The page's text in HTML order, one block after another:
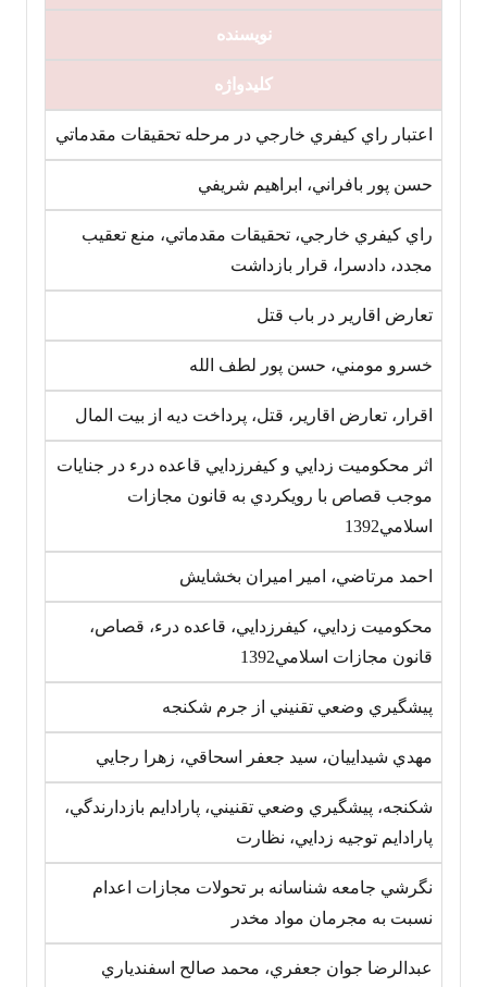
نویسنده
کلیدواژه
اعتبار راي کيفري خارجي در مرحله تحقيقات مقدماتي
حسن پور بافراني، ابراهيم شريفي
راي کيفري خارجي، تحقيقات مقدماتي، منع تعقيب
مجدد، دادسرا، قرار بازداشت
تعارض اقارير در باب قتل
خسرو مومني، حسن پور لطف الله
اقرار، تعارض اقارير، قتل، پرداخت ديه از بيت المال
اثر محکوميت زدايي و کيفرزدايي قاعده درء در جنايات
موجب قصاص با رويکردي به قانون مجازات
اسلامي‎1392
احمد مرتاضي، امير اميران بخشايش
محکوميت زدايي، کيفرزدايي، قاعده درء، قصاص،
قانون مجازات اسلامي‎1392
پيشگيري وضعي تقنيني از جرم شکنجه
مهدي شيداييان، سيد جعفر اسحاقي، زهرا رجايي
شکنجه، پيشگيري وضعي تقنيني، پارادايم بازدارندگي،
پارادايم توجيه زدايي، نظارت
نگرشي جامعه شناسانه بر تحولات مجازات اعدام
نسبت به مجرمان مواد مخدر
عبدالرضا جوان جعفري، محمد صالح اسفندياري